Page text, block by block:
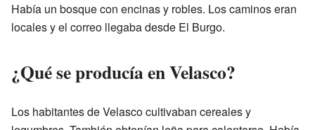
Había un bosque con encinas y robles. Los caminos eran
locales y el correo llegaba desde El Burgo.
¿Qué se producía en Velasco?
Los habitantes de Velasco cultivaban cereales y